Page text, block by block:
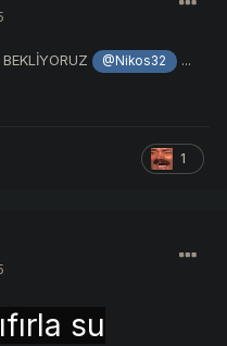
@Nikos32
...
1
su